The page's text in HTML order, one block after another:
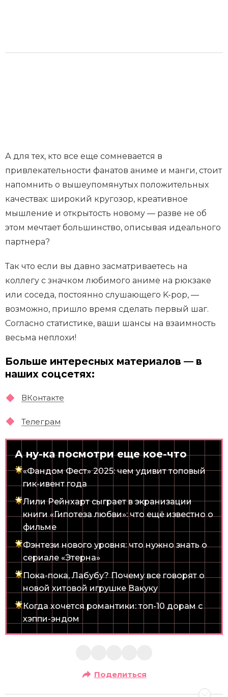
А для тех, кто все еще сомневается в
привлекательности фанатов аниме и манги, стоит
напомнить о вышеупомянутых положительных
качествах: широкий кругозор, креативное
мышление и открытость новому — разве не об
этом мечтает большинство, описывая идеального
партнера?
Так что если вы давно засматриваетесь на
коллегу с значком любимого аниме на рюкзаке
или соседа, постоянно слушающего K-pop, —
возможно, пришло время сделать первый шаг.
Согласно статистике, ваши шансы на взаимность
весьма неплохи!
Больше интересных материалов — в
наших соцсетях:
ВКонтакте
Телеграм
А ну-ка посмотри еще кое-что
«Фандом Фест» 2025: чем удивит топовый
гик-ивент года
Лили Рейнхарт сыграет в экранизации
книги «Гипотеза любви»: что ещё известно о
фильме
Фэнтези нового уровня: что нужно знать о
сериале «Этерна»
Пока-пока, Лабубу? Почему все говорят о
новой хитовой игрушке Вакуку
Когда хочется романтики: топ-10 дорам с
хэппи-эндом
Поделиться